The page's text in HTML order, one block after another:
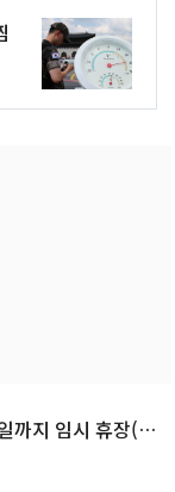
까지 임시 휴장(종